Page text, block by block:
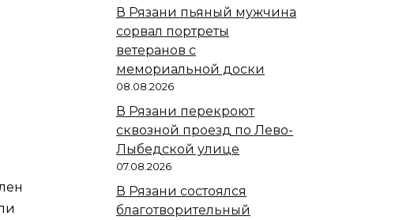
В Рязани пьяный мужчина
сорвал портреты
ветеранов с
мемориальной доски
08.08.2026
В Рязани перекроют
сквозной проезд по Лево-
Лыбедской улице
07.08.2026
В Рязани состоялся
благотворительный